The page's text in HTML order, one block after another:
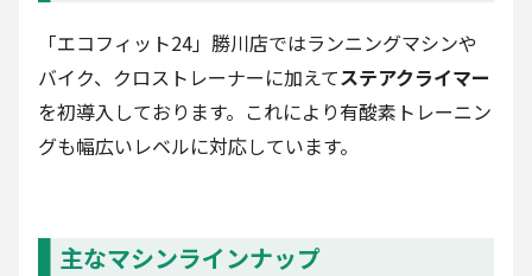
「エコフィット24」勝川店ではランニングマシンや
バイク、クロストレーナーに加えてステアクライマー
を初導入しております。これにより有酸素トレーニン
グも幅広いレベルに対応しています。
主なマシンラインナップ